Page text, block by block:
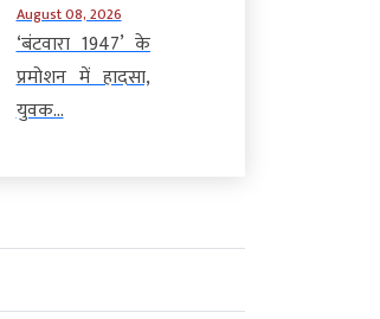
August 08, 2026
‘बंटवारा 1947’ के
प्रमोशन में हादसा,
युवक...